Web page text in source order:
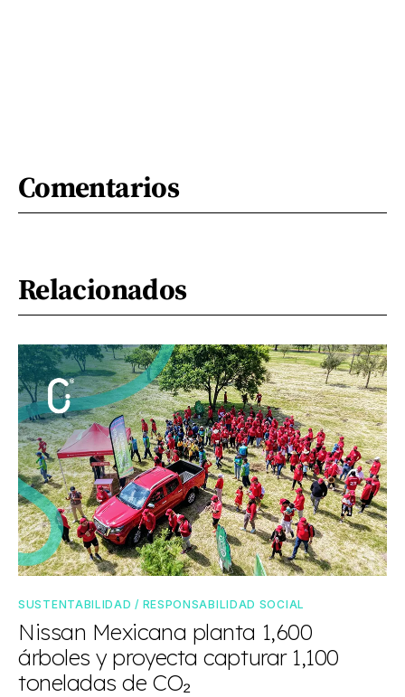
Comentarios
Relacionados
SUSTENTABILIDAD / RESPONSABILIDAD SOCIAL
Nissan Mexicana planta 1,600
árboles y proyecta capturar 1,100
toneladas de CO₂